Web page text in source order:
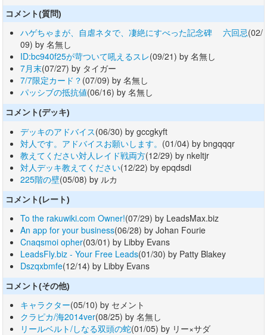
コメント(質問)
ハゲちゃまが、自虐ネタで、凄絶にすべった記念碑 六回忌(02/
09) by 名無し
ID:bc940f25が苛ついて吼えるスレ(09/21) by 名無し
7月末(07/27) by タイガー
7/7限定カード？ (07/09) by 名無し
パッシブの抵抗値(06/16) by 名無し
コメント(デッキ)
デッキのアドバイス(06/30) by gccgkyft
対人です。アドバイスお願いします。 (01/04) by bngqqqr
教えてください対人レイド戦両方(12/29) by nkeltjr
対人デッキ教えてください(12/22) by epqdsdi
225階の壁(05/08) by ルカ
コメント(レート)
To the rakuwiki.com Owner!(07/29) by LeadsMax.biz
An app for your business(06/28) by Johan Fourie
Cnaqsmoi opher(03/01) by Libby Evans
LeadsFly.biz - Your Free Leads(01/30) by Patty Blakey
Dszqxbmfe(12/14) by Libby Evans
コメント(その他)
キャラクター(05/10) by セメント
クラピカ/海2014ver(08/25) by 名無し
リールベルト/しなる双頭の蛇(01/05) by リー×サダ